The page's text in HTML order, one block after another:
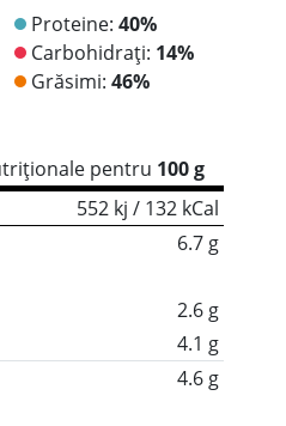
Proteine: 40%
Carbohidrați: 14%
Grăsimi: 46%
pentru 100 g
552 kj / 132 kCal
6.7 g
2.6 g
4.1 g
4.6 g